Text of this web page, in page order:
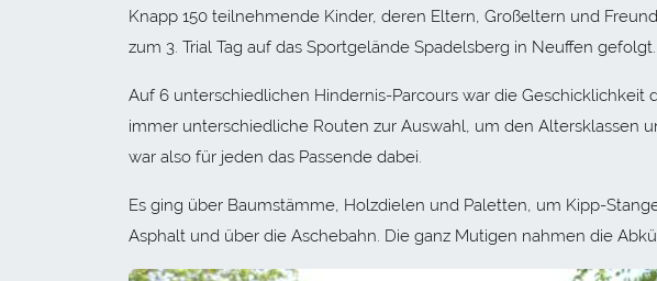
Knapp 150 teilnehmende Kinder, deren Eltern, Großeltern und
zum 3. Trial Tag auf das Sportgelände Spadelsberg in Neuffen gefolgt.
Auf 6 unterschiedlichen Hindernis-Parcours war die Geschicklichkeit
immer unterschiedliche Routen zur Auswahl, um den Altersklassen
war also für jeden das Passende dabei.
Es ging über Baumstämme, Holzdielen und Paletten, um Kipp-
Asphalt und über die Aschebahn. Die ganz Mutigen nahmen die